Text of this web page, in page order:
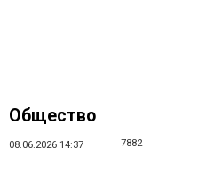
Общество
08.06.2026 14:37 7882